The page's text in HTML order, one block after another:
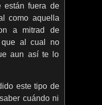
están fuera de
como aquella
a mitrad de
que al cual no
aun así te lo
este tipo de
cuándo ni